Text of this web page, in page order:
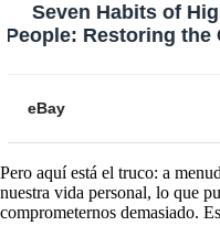
«Credit
Cómo una
Pero aquí está el truco: a
nuestra vida personal, lo que
comprometernos demasiado.